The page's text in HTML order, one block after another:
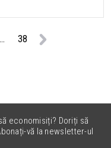
... 38
economisiți? Doriți să
vă la newsletter-ul